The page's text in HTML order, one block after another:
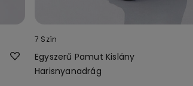
7 Szín
Egyszerű Pamut Kislány
Harisnyanadrág